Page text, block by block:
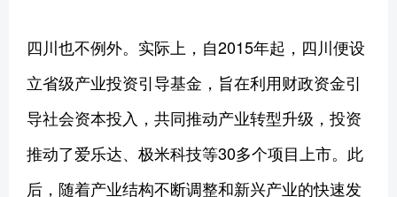
四川也不例外。实际上，自2015年起，四川便设
立省级产业投资引导基金，旨在利用财政资金引
导社会资本投入，共同推动产业转型升级，投资
推动了爱乐达、极米科技等30多个项目上市。此
后，随着产业结构不断调整和新兴产业的快速发